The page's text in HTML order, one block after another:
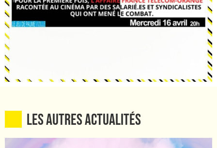
Les autres ACTUALITÉS